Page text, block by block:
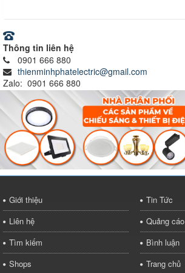
Thông tin liên hệ
0901 666 880
thienminhphatelectric@gmail.com
Zalo: 0901 666 880
Giới thiệu
Tin Tức
Liên hệ
Quảng cáo
Tìm kiếm
Bình luận
Shops
Trang chủ